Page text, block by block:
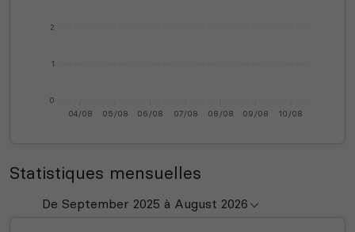
0
1
2
04/08 05/08 06/08 07/08 08/08 09/08 10/08
Statistiques mensuelles